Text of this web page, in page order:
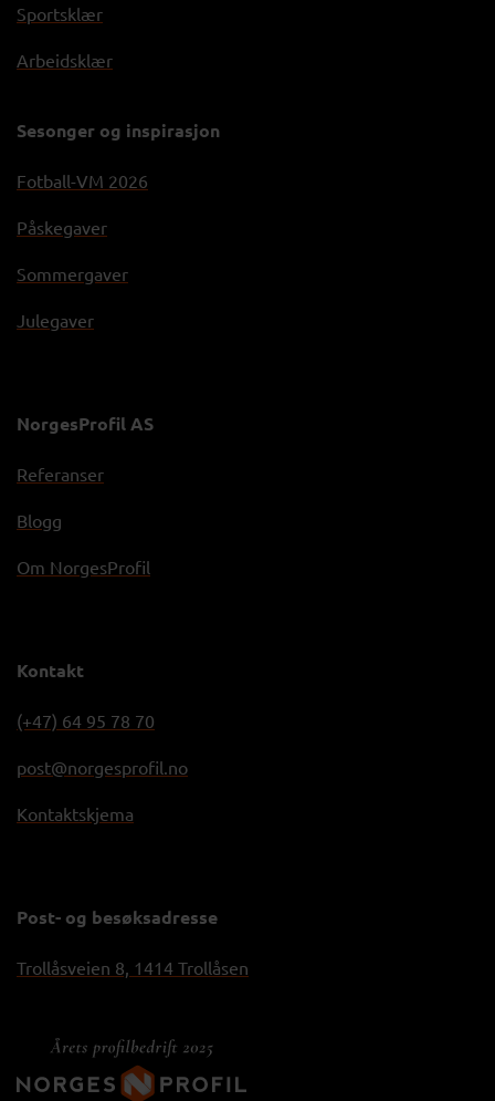
Sportsklær
Arbeidsklær
Sesonger og inspirasjon
Fotball-VM 2026
Påskegaver
Sommergaver
Julegaver
NorgesProfil AS
Referanser
Blogg
Om NorgesProfil
Kontakt
(+47) 64 95 78 70
post@norgesprofil.no
Kontaktskjema
Post- og besøksadresse
Trollåsveien 8, 1414 Trollåsen